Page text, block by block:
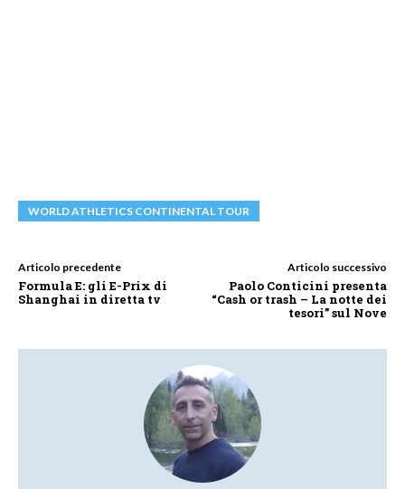
WORLD ATHLETICS CONTINENTAL TOUR
Articolo precedente
Formula E: gli E-Prix di
Shanghai in diretta tv
Articolo successivo
Paolo Conticini presenta
“Cash or trash – La notte dei
tesori” sul Nove